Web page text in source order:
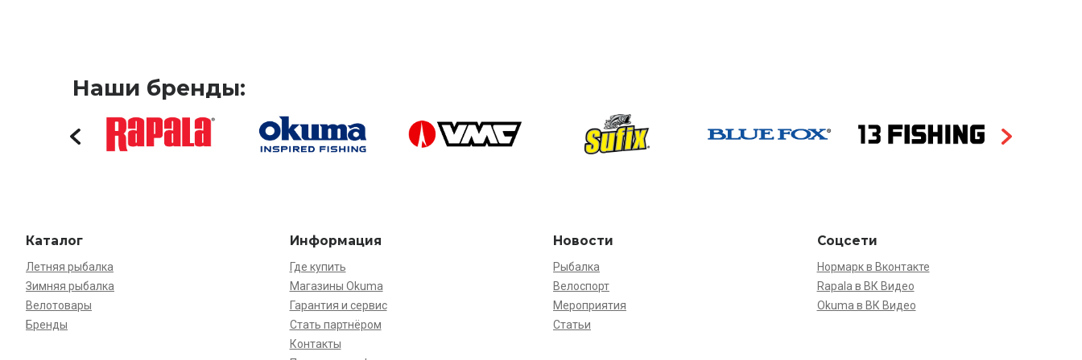
Наши бренды:
Каталог
Летняя рыбалка
Зимняя рыбалка
Велотовары
Бренды
Информация
Где купить
Магазины Okuma
Гарантия и сервис
Стать партнёром
Контакты
Новости
Рыбалка
Велоспорт
Мероприятия
Статьи
Соцсети
Нормарк в Вконтакте
Rapala в ВК Видео
Okuma в ВК Видео